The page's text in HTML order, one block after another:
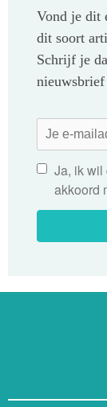
Vond je dit
dit soort
Schrijf je
nieuwsbrief
Ja, ik wil
akkoord